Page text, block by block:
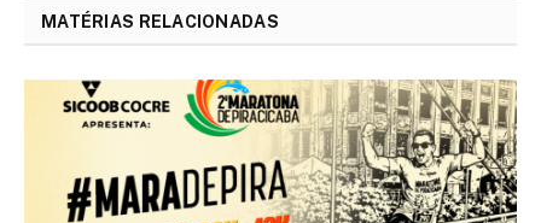
MATÉRIAS RELACIONADAS